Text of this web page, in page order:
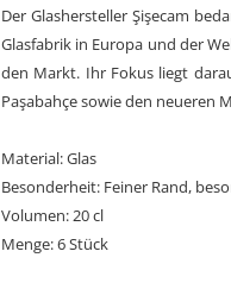
Der Glashersteller Şişecam
Glasfabrik in Europa und der
den Markt. Ihr Fokus liegt
Paşabahçe sowie den neueren
Material: Glas
Besonderheit: Feiner Rand,
Volumen: 20 cl
Menge: 6 Stück